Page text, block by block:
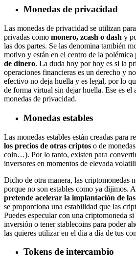
Monedas de privacidad
Las monedas de privacidad se utilizan
privadas como monero, zcash o dash y
las dos partes. Se las denomina también
motivo y están en el centro de la polémica
de dinero. La duda hoy por hoy es si la
operaciones financieras es un derecho y
efectivo no deja huella y es legal, por lo
de forma virtual sin dejar huella. Ese es el
monedas de privacidad.
Monedas estables
Las monedas estables están creadas para
los precios de otras criptos o de
coin…). Por lo tanto, existen para
inversores en momentos de elevada
Dicho de otra manera, las criptomonedas
porque no son estables como ya dijimos.
pretende acelerar la implantación de
se proporciona una estabilidad que las
Puedes especular con una criptomoneda
inversión o tener stablecoins para poder
las quieres utilizar en el día a día de tus
Tokens de intercambio